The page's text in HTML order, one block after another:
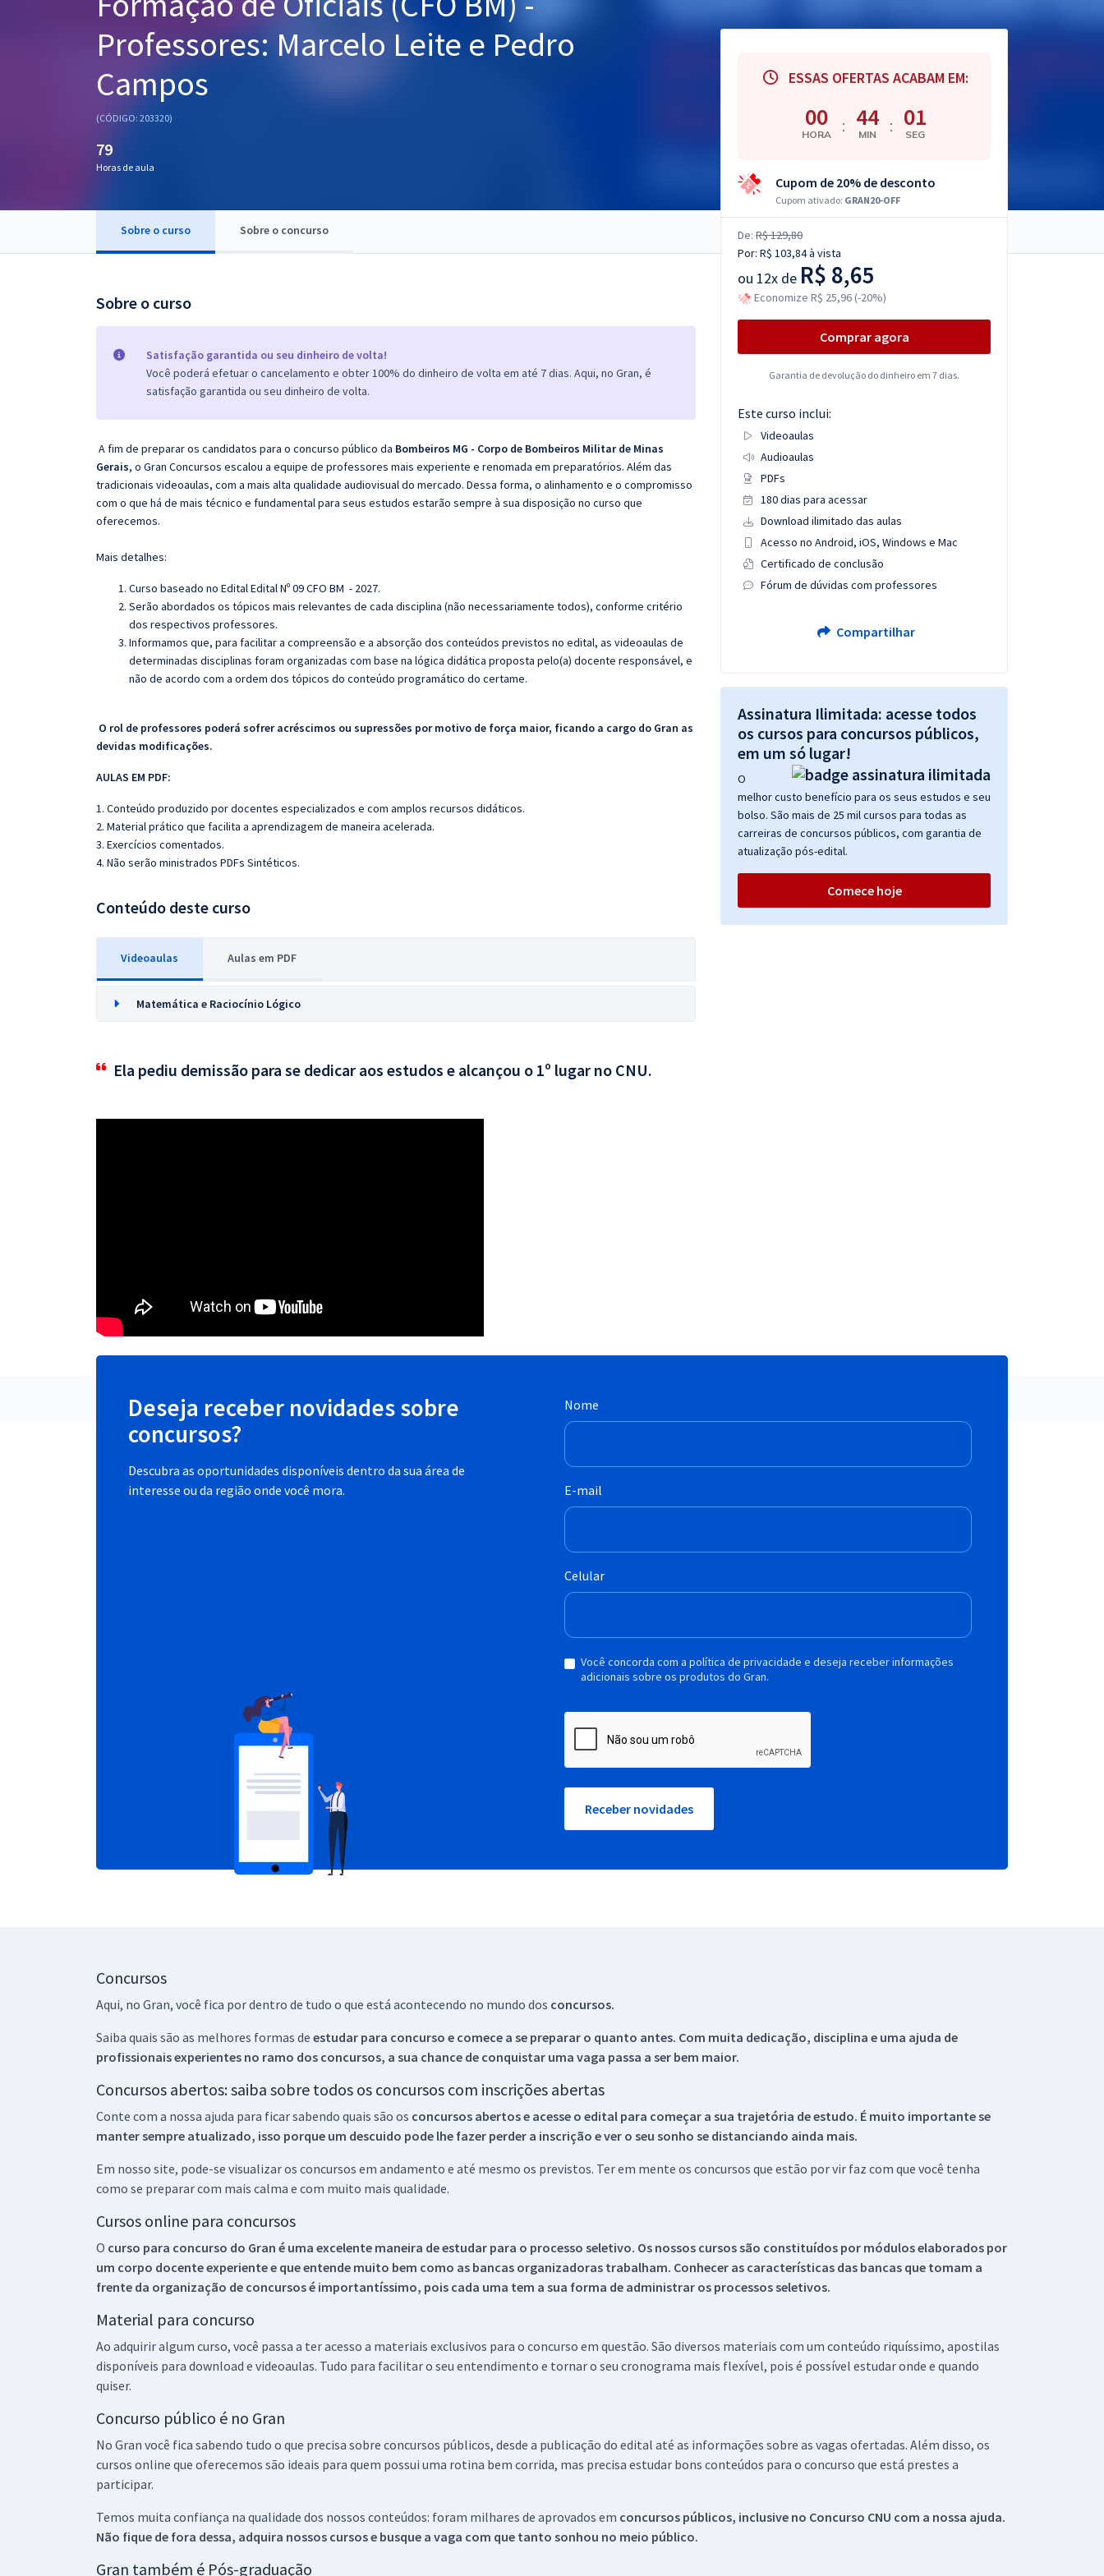
Questões grátis
Professores: Marcelo Leite e Pedro
Campos
(CÓDIGO: 203320)
79
Horas de aula
Sobre o curso Sobre o concurso
Sobre o curso
Satisfação garantida ou seu dinheiro de volta!
Você poderá efetuar o cancelamento e obter 100% do dinheiro de volta em até 7 dias. Aqui, no Gran, é
satisfação garantida ou seu dinheiro de volta.
A fim de preparar os candidatos para o concurso público da Bombeiros MG - Corpo de Bombeiros Militar de Minas
Gerais, o Gran Concursos escalou a equipe de professores mais experiente e renomada em preparatórios. Além das
tradicionais videoaulas, com a mais alta qualidade audiovisual do mercado. Dessa forma, o alinhamento e o compromisso
com o que há de mais técnico e fundamental para seus estudos estarão sempre à sua disposição no curso que
oferecemos.
Mais detalhes:
Curso baseado no Edital Edital Nº 09 CFO BM - 2027.
Serão abordados os tópicos mais relevantes de cada disciplina (não necessariamente todos), conforme critério
dos respectivos professores.
Informamos que, para facilitar a compreensão e a absorção dos conteúdos previstos no edital, as videoaulas de
determinadas disciplinas foram organizadas com base na lógica didática proposta pelo(a) docente responsável, e
não de acordo com a ordem dos tópicos do conteúdo programático do certame.
O rol de professores poderá sofrer acréscimos ou supressões por motivo de força maior, ficando a cargo do Gran as
devidas modificações.
AULAS EM PDF:
1. Conteúdo produzido por docentes especializados e com amplos recursos didáticos.
2. Material prático que facilita a aprendizagem de maneira acelerada.
3. Exercícios comentados.
4. Não serão ministrados PDFs Sintéticos.
Conteúdo deste curso
Videoaulas Aulas em PDF
Matemática e Raciocínio Lógico
Ela pediu demissão para se dedicar aos estudos e alcançou o 1º lugar no CNU.
ESSAS OFERTAS ACABAM EM:
00
HORA : 44
MIN : 00
SEG
Cupom de 20% de desconto
Cupom ativado: GRAN20-OFF
De: R$ 129,80
Por: R$ 103,84à vista
ou 12x de R$ 8,65
Economize R$ 25,96 (-20%)
Comprar agora
Garantia de devolução do dinheiro em 7 dias.
Este curso inclui:
Videoaulas
Audioaulas
PDFs
180 dias para acessar
Download ilimitado das aulas
Acesso no Android, iOS, Windows e Mac
Certificado de conclusão
Fórum de dúvidas com professores
Compartilhar
Assinatura Ilimitada: acesse todos
os cursos para concursos públicos,
em um só lugar!
O
melhor custo benefício para os seus estudos e seu
bolso. São mais de 25 mil cursos para todas as
carreiras de concursos públicos, com garantia de
atualização pós-edital.
Comece hoje
Deseja receber novidades sobre
concursos?
Descubra as oportunidades disponíveis dentro da sua área de
interesse ou da região onde você mora.
Nome
E-mail
Celular
Você concorda com a política de privacidade e deseja receber informações
adicionais sobre os produtos do Gran.
Receber novidades
Concursos
Aqui, no Gran, você fica por dentro de tudo o que está acontecendo no mundo dos concursos.
Saiba quais são as melhores formas de estudar para concurso e comece a se preparar o quanto antes. Com muita dedicação, disciplina e uma ajuda de
profissionais experientes no ramo dos concursos, a sua chance de conquistar uma vaga passa a ser bem maior.
Concursos abertos: saiba sobre todos os concursos com inscrições abertas
Conte com a nossa ajuda para ficar sabendo quais são os concursos abertos e acesse o edital para começar a sua trajetória de estudo. É muito importante se
manter sempre atualizado, isso porque um descuido pode lhe fazer perder a inscrição e ver o seu sonho se distanciando ainda mais.
Em nosso site, pode-se visualizar os concursos em andamento e até mesmo os previstos. Ter em mente os concursos que estão por vir faz com que você tenha
como se preparar com mais calma e com muito mais qualidade.
Cursos online para concursos
O curso para concurso do Gran é uma excelente maneira de estudar para o processo seletivo. Os nossos cursos são constituídos por módulos elaborados por
um corpo docente experiente e que entende muito bem como as bancas organizadoras trabalham. Conhecer as características das bancas que tomam a
frente da organização de concursos é importantíssimo, pois cada uma tem a sua forma de administrar os processos seletivos.
Material para concurso
Ao adquirir algum curso, você passa a ter acesso a materiais exclusivos para o concurso em questão. São diversos materiais com um conteúdo riquíssimo, apostilas
disponíveis para download e videoaulas. Tudo para facilitar o seu entendimento e tornar o seu cronograma mais flexível, pois é possível estudar onde e quando
quiser.
Concurso público é no Gran
No Gran você fica sabendo tudo o que precisa sobre concursos públicos, desde a publicação do edital até as informações sobre as vagas ofertadas. Além disso, os
cursos online que oferecemos são ideais para quem possui uma rotina bem corrida, mas precisa estudar bons conteúdos para o concurso que está prestes a
participar.
Temos muita confiança na qualidade dos nossos conteúdos: foram milhares de aprovados em concursos públicos, inclusive no Concurso CNU com a nossa ajuda.
Não fique de fora dessa, adquira nossos cursos e busque a vaga com que tanto sonhou no meio público.
Gran também é Pós-graduação